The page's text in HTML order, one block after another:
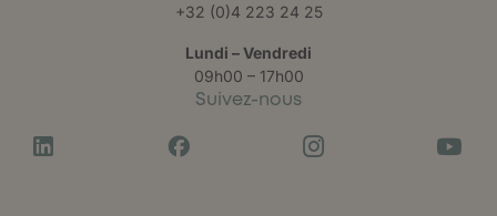
+32 (0)4 223 24 25
Lundi – Vendredi
09h00 – 17h00
Suivez-nous